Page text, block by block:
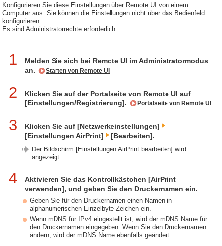
Konfigurieren Sie diese Einstellungen über Remote UI von einem
Computer aus. Sie können die Einstellungen nicht über das Bedienfeld
konfigurieren.
Es sind Administratorrechte erforderlich.
1
Melden Sie sich bei Remote UI im Administratormodus
an.
Starten von Remote UI
2
Klicken Sie auf der Portalseite von Remote UI auf
[Einstellungen/Registrierung].
Portalseite von Remote UI
3
Klicken Sie auf [Netzwerkeinstellungen]
[Einstellungen AirPrint]
[Bearbeiten].
Der Bildschirm [Einstellungen AirPrint bearbeiten] wird
angezeigt.
4
Aktivieren Sie das Kontrollkästchen [AirPrint
verwenden], und geben Sie den Druckernamen ein.
Geben Sie für den Druckernamen einen Namen in
alphanumerischen Einzelbyte-Zeichen ein.
Wenn mDNS für IPv4 eingestellt ist, wird der mDNS Name für
den Druckernamen eingegeben. Wenn Sie den Druckernamen
ändern, wird der mDNS Name ebenfalls geändert.